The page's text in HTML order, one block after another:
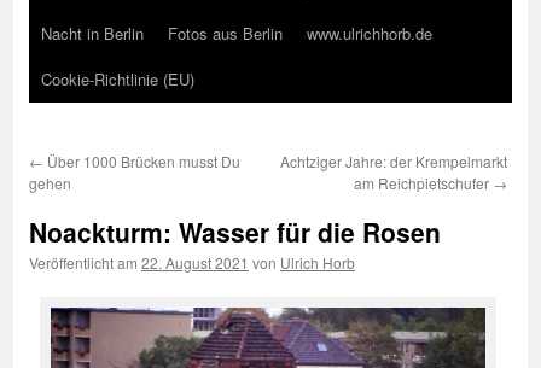
Nacht in Berlin
Fotos aus Berlin
www.ulrichhorb.de
Cookie-Richtlinie (EU)
← Über 1000 Brücken musst Du
gehen
Achtziger Jahre: der Krempelmarkt
am Reichpietschufer →
Noackturm: Wasser für die Rosen
Veröffentlicht am 22. August 2021 von Ulrich Horb